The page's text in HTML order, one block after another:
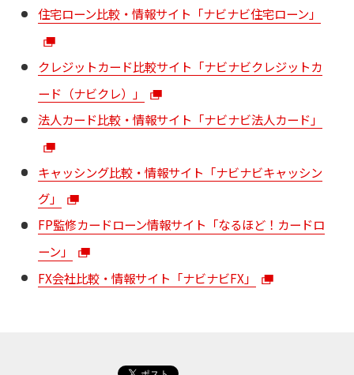
住宅ローン比較・情報サイト「ナビナビ住宅ローン」
クレジットカード比較サイト「ナビナビクレジットカ
ード（ナビクレ）」
法人カード比較・情報サイト「ナビナビ法人カード」
キャッシング比較・情報サイト「ナビナビキャッシン
グ」
FP監修カードローン情報サイト「なるほど！カードロ
ーン」
FX会社比較・情報サイト「ナビナビFX」